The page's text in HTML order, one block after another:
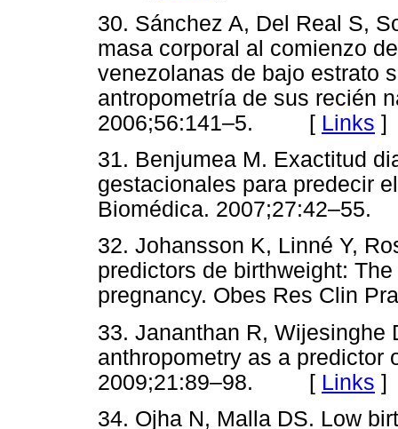
30. Sánchez A, Del Real S,
masa corporal al comienzo
venezolanas de bajo estrato
antropometría de sus recién
2006;56:141–5. [ Links ]
31. Benjumea M. Exactitud
gestacionales para predecir
Biomédica.
32. Johansson K, Linné Y,
predictors de birthweight:
pregnancy. Obes Res
33. Jananthan R, Wijesinghe
anthropometry as a predictor
2009;21:89–98. [ Links ]
34. Ojha N, Malla DS. Low